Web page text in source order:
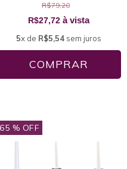
R$79,20
R$27,72 à vista
5x de R$5,54 sem juros
65 % OFF